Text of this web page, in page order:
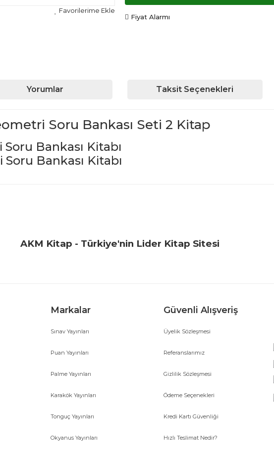
Fiyat Alarmı
Yorumlar Taksit Seçenekleri
Soru Bankası Seti 2 Kitap
Soru Bankası Kitabı
Soru Bankası Kitabı
Yorum Yaz
AKM Kitap - Türkiye'nin Lider Kitap Sitesi
Markalar
Sınav Yayınları
Puan Yayınları
Palme Yayınları
Karakök Yayınları
Tonguç Yayınları
Okyanus Yayınları
Güvenli Alışveriş
Üyelik Sözleşmesi
Referanslarımız
Gizlilik Sözleşmesi
Ödeme Seçenekleri
Kredi Kartı Güvenliği
Hızlı Teslimat Nedir?